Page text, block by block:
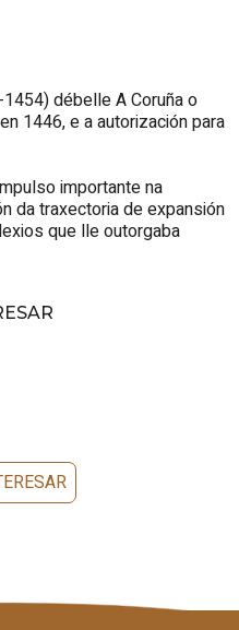
débelle A Coruña o
1446, e a autorización para
importante na
da traxectoria de expansión
que lle outorgaba